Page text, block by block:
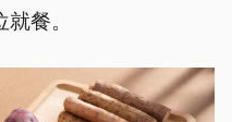
餐。